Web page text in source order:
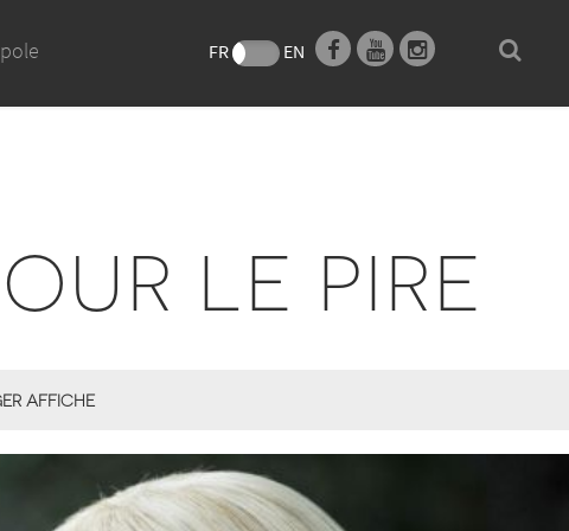
FR EN
LE PIRE
AFFICHE